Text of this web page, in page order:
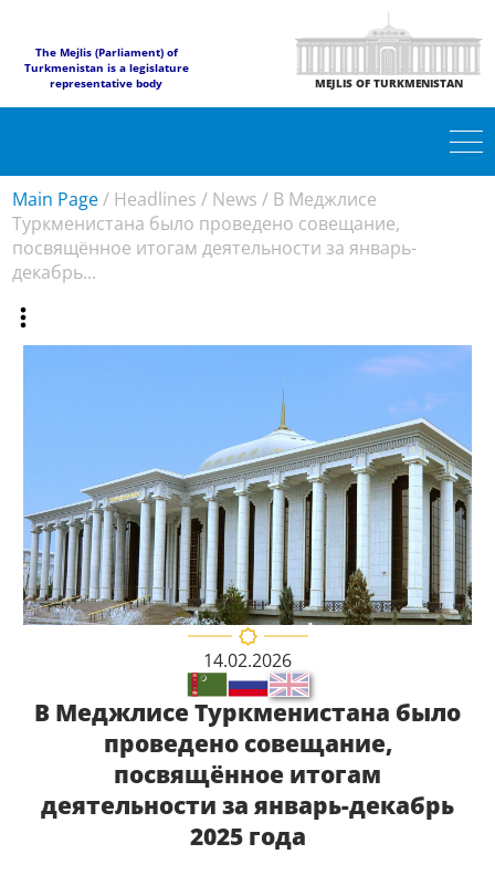
The Mejlis (Parliament) of
Turkmenistan is a legislature
representative body
MEJLIS OF TURKMENISTAN
Main Page/ Headlines / News / В Меджлисе
Туркменистана было проведено совещание,
посвящённое итогам деятельности за январь-
декабрь...
14.02.2026
В Меджлисе Туркменистана было
проведено совещание,
посвящённое итогам
деятельности за январь-декабрь
2025 года